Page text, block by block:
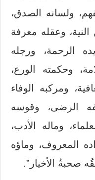
ولسانه الصدق،
وعقله معرفة
الرحمة، ورجله
وحكمته الورع،
ومركبه الوفاء
الرضى، وقوسه
وماله الأدب،
المعروف، وماؤه
صحبةُ الأخيار”.